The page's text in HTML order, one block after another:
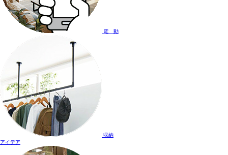
電 動
収納
アイデア